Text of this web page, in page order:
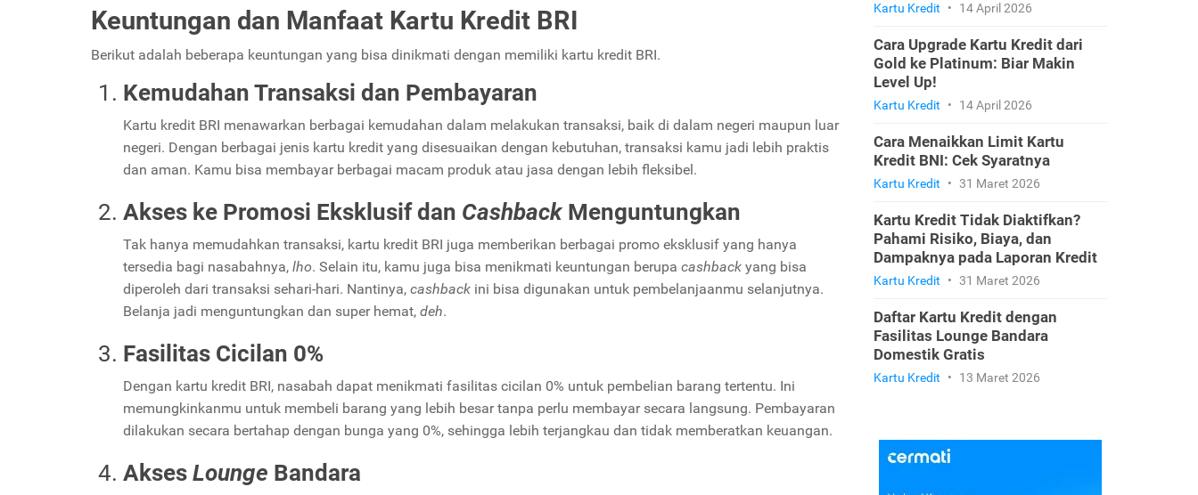
Keuntungan dan Manfaat Kartu Kredit BRI
Berikut adalah beberapa keuntungan yang bisa dinikmati dengan memiliki kartu kredit BRI.
Kemudahan Transaksi dan Pembayaran
Kartu kredit BRI menawarkan berbagai kemudahan dalam melakukan transaksi, baik di dalam negeri maupun luar
negeri. Dengan berbagai jenis kartu kredit yang disesuaikan dengan kebutuhan, transaksi kamu jadi lebih praktis
dan aman. Kamu bisa membayar berbagai macam produk atau jasa dengan lebih fleksibel.
Akses ke Promosi Eksklusif dan CashbackMenguntungkan
Tak hanya memudahkan transaksi, kartu kredit BRI juga memberikan berbagai promo eksklusif yang hanya
tersedia bagi nasabahnya, lho. Selain itu, kamu juga bisa menikmati keuntungan berupa cashback yang bisa
diperoleh dari transaksi sehari-hari. Nantinya, cashback ini bisa digunakan untuk pembelanjaanmu selanjutnya.
Belanja jadi menguntungkan dan super hemat, deh.
Fasilitas Cicilan 0%
Dengan kartu kredit BRI, nasabah dapat menikmati fasilitas cicilan 0% untuk pembelian barang tertentu. Ini
memungkinkanmu untuk membeli barang yang lebih besar tanpa perlu membayar secara langsung. Pembayaran
dilakukan secara bertahap dengan bunga yang 0%, sehingga lebih terjangkau dan tidak memberatkan keuangan.
Akses Lounge Bandara
Kartu Kredit • 14 April 2026
Cara Upgrade Kartu Kredit dari
Gold ke Platinum: Biar Makin
Level Up!
Kartu Kredit • 14 April 2026
Cara Menaikkan Limit Kartu
Kredit BNI: Cek Syaratnya
Kartu Kredit • 31 Maret 2026
Kartu Kredit Tidak Diaktifkan?
Pahami Risiko, Biaya, dan
Dampaknya pada Laporan Kredit
Kartu Kredit • 31 Maret 2026
Daftar Kartu Kredit dengan
Fasilitas Lounge Bandara
Domestik Gratis
Kartu Kredit • 13 Maret 2026